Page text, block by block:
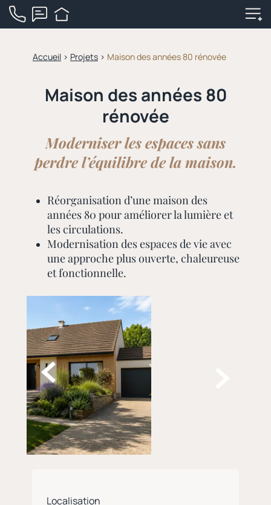
Accueil > Projets > Maison des années 80 rénovée
Maison des années 80
rénovée
Moderniser les espaces sans
perdre l’équilibre de la maison.
Réorganisation d’une maison des
années 80 pour améliorer la lumière et
les circulations.
Modernisation des espaces de vie avec
une approche plus ouverte, chaleureuse
et fonctionnelle.

Localisation